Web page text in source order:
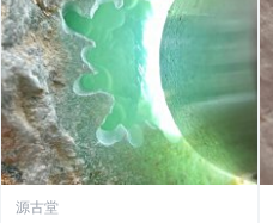
源古堂